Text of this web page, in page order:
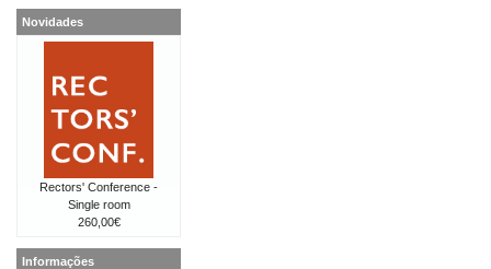
Novidades
Rectors' Conference -
Single room
260,00€
Informações